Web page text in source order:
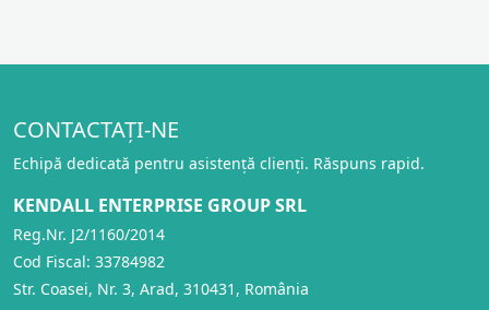
CONTACTAȚI-NE
Echipă dedicată pentru asistență clienți. Răspuns rapid.
KENDALL ENTERPRISE GROUP SRL
Reg.Nr. J2/1160/2014
Cod Fiscal: 33784982
Str. Coasei, Nr. 3, Arad, 310431, România